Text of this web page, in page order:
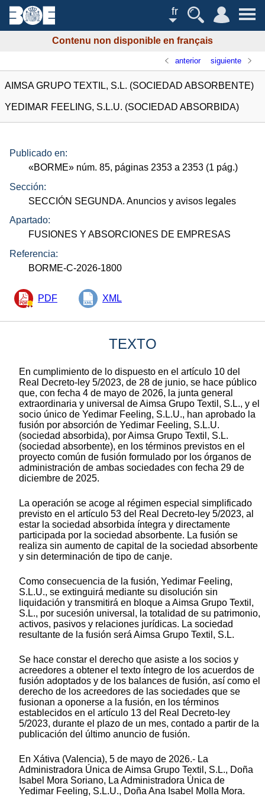
fr
Contenu non disponible en français
anterior siguiente
AIMSA GRUPO TEXTIL, S.L. (SOCIEDAD ABSORBENTE)
YEDIMAR FEELING, S.L.U. (SOCIEDAD ABSORBIDA)
Publicado en:
«BORME» núm. 85, páginas 2353 a 2353 (1 pág.)
Sección:
SECCIÓN SEGUNDA. Anuncios y avisos legales
Apartado:
FUSIONES Y ABSORCIONES DE EMPRESAS
Referencia:
BORME-C-2026-1800
PDF XML
TEXTO
En cumplimiento de lo dispuesto en el artículo 10 del
Real Decreto-ley 5/2023, de 28 de junio, se hace público
que, con fecha 4 de mayo de 2026, la junta general
extraordinaria y universal de Aimsa Grupo Textil, S.L., y el
socio único de Yedimar Feeling, S.L.U., han aprobado la
fusión por absorción de Yedimar Feeling, S.L.U.
(sociedad absorbida), por Aimsa Grupo Textil, S.L.
(sociedad absorbente), en los términos previstos en el
proyecto común de fusión formulado por los órganos de
administración de ambas sociedades con fecha 29 de
diciembre de 2025.
La operación se acoge al régimen especial simplificado
previsto en el artículo 53 del Real Decreto-ley 5/2023, al
estar la sociedad absorbida íntegra y directamente
participada por la sociedad absorbente. La fusión se
realiza sin aumento de capital de la sociedad absorbente
y sin determinación de tipo de canje.
Como consecuencia de la fusión, Yedimar Feeling,
S.L.U., se extinguirá mediante su disolución sin
liquidación y transmitirá en bloque a Aimsa Grupo Textil,
S.L., por sucesión universal, la totalidad de su patrimonio,
activos, pasivos y relaciones jurídicas. La sociedad
resultante de la fusión será Aimsa Grupo Textil, S.L.
Se hace constar el derecho que asiste a los socios y
acreedores a obtener el texto íntegro de los acuerdos de
fusión adoptados y de los balances de fusión, así como el
derecho de los acreedores de las sociedades que se
fusionan a oponerse a la fusión, en los términos
establecidos en el artículo 13 del Real Decreto-ley
5/2023, durante el plazo de un mes, contado a partir de la
publicación del último anuncio de fusión.
En Xátiva (Valencia), 5 de mayo de 2026.- La
Administradora Única de Aimsa Grupo Textil, S.L., Doña
Isabel Mora Soriano, La Administradora Única de
Yedimar Feeling, S.L.U., Doña Ana Isabel Molla Mora.